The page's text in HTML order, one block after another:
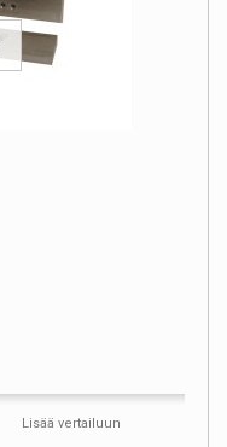
Lisää vertailuun